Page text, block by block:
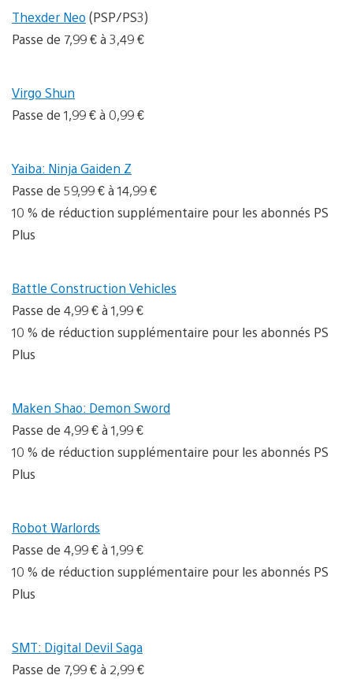
Thexder Neo (PSP/PS3)
Passe de 7,99 € à 3,49 €
Virgo Shun
Passe de 1,99 € à 0,99 €
Yaiba: Ninja Gaiden Z
Passe de 59,99 € à 14,99 €
10 % de réduction supplémentaire pour les abonnés PS
Plus
Battle Construction Vehicles
Passe de 4,99 € à 1,99 €
10 % de réduction supplémentaire pour les abonnés PS
Plus
Maken Shao: Demon Sword
Passe de 4,99 € à 1,99 €
10 % de réduction supplémentaire pour les abonnés PS
Plus
Robot Warlords
Passe de 4,99 € à 1,99 €
10 % de réduction supplémentaire pour les abonnés PS
Plus
SMT: Digital Devil Saga
Passe de 7,99 € à 2,99 €